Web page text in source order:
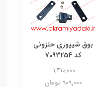
بوق شیپوری حلزونی
کد 7093254
1,410,000
909,000 تومان